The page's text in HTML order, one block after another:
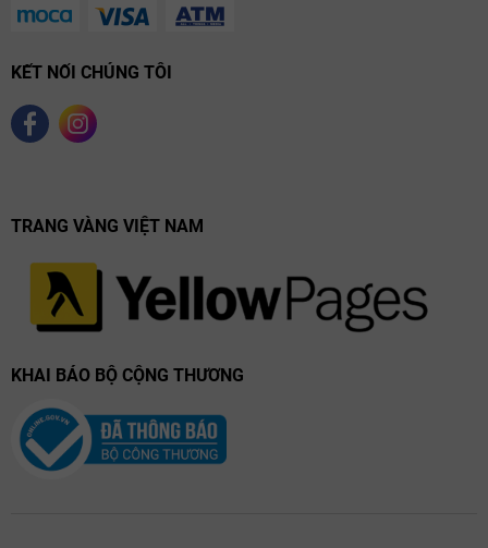
KẾT NỐI CHÚNG TÔI
TRANG VÀNG VIỆT NAM
KHAI BÁO BỘ CỘNG THƯƠNG